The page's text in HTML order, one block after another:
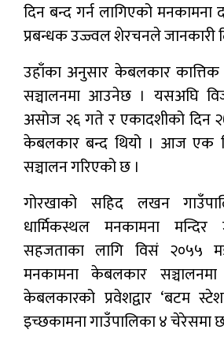
दिन बन्द गर्न लागिएको मनकामना
प्रबन्धक उज्ज्वल शेरचनले जानकारी
उहाँका अनुसार केबलकार
सञ्चालनमा आउनेछ । यसअघि
असोज २६ गते र एकादशीको दिन
केबलकार बन्द थियो । आज एक
सञ्चालन गरिएको छ ।
गोरखाको सहिद लखन
धार्मिकस्थल मनकामना मन्दिर
सहजताका लागि विसं २०५५
मनकामना केबलकार
केबलकारको प्रवेशद्वार ‘बटम
इच्छकामना गाउँपालिका ४ चेरेसमा